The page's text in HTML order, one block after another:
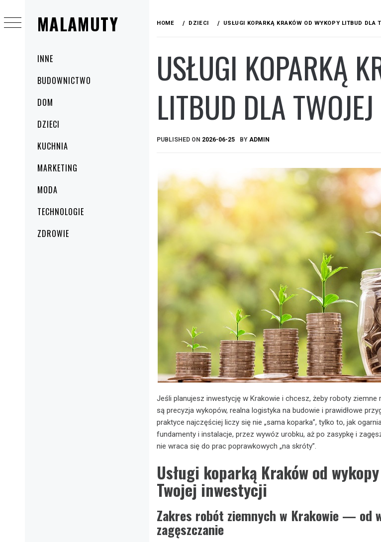
MALAMUTY
MenuINNE
BUDOWNICTWO
DOM
DZIECI
KUCHNIA
MARKETING
MODA
TECHNOLOGIE
ZDROWIE
to
content
HOME DZIECI USŁUGI KOPARKĄ KRAKÓW OD WYKOPY LITBUD DLA
USŁUGI KOPARKĄ
LITBUD DLA
PUBLISHED ON 2026-06-25 BY ADMIN
Jeśli planujesz inwestycję w Krakowie i chcesz, żeby roboty ziemne
są precyzja wykopów, realna logistyka na budowie i prawidłowe
praktyce najczęściej liczy się nie „sama koparka”, tylko to, jak
fundamenty i instalacje, przez wywóz urobku, aż po zasypkę i
nie wraca się do prac poprawkowych „na skróty”.
Usługi koparką Kraków od
Twojej inwestycji
Zakres robót ziemnych w Krakowie — od
zagęszczanie